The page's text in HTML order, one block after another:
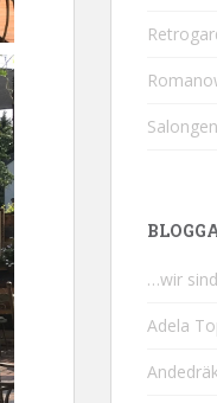
Salongen
…wir
Adela